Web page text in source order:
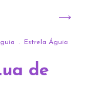
.
Estrela Águia
de